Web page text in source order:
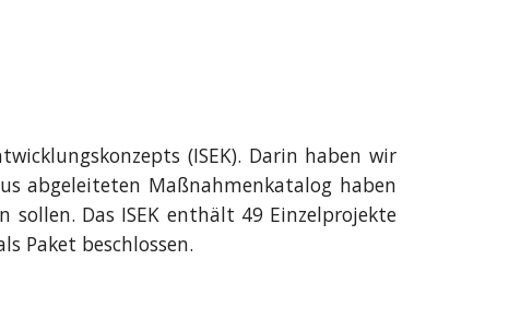
(ISEK). Darin haben wir
abgeleiteten Maßnahmenkatalog haben
Das ISEK enthält 49 Einzelprojekte
Paket beschlossen.